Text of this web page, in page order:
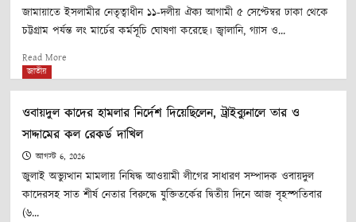
বজ্রপাতে
খেলোয়াড়ের
জামায়াতে ইসলামীর নেতৃত্বাধীন ১১-দলীয় ঐক্য আগামী ৫ সেপ্টেম্বর ঢাকা থেকে
চট্টগ্রাম পর্যন্ত লং মার্চের কর্মসূচি ঘোষণা করেছে। জ্বালানি, গ্যাস ও...
Read MoreRead
দলীয়
ঐক্যের
ঢাকা-
লং
মার্চের
জাতীয়
ওবায়দুল কাদের হামলার নির্দেশ দিয়েছিলেন, ট্রাইব্যুনালে তার ও
সাদ্দামের কল রেকর্ড দাখিল
আগস্ট 6, 2026
জুলাই অভ্যুত্থান মামলায় নিষিদ্ধ আওয়ামী লীগের সাধারণ সম্পাদক ওবায়দুল
কাদেরসহ সাত শীর্ষ নেতার বিরুদ্ধে যুক্তিতর্কের দ্বিতীয় দিনে আজ বৃহস্পতিবার
(৬...